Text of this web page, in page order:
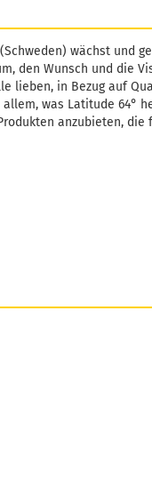
wächst und
den Wunsch und die
lieben, in Bezug auf
was Latitude 64°
anzubieten, die